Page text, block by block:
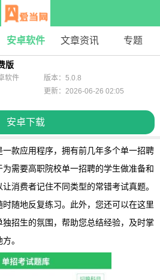
安卓软件 文章资讯 专题
版
安卓下载
软件
版本：5.0.8
更新：2026-06-26 02:05
一款应用程序，拥有前几年多个单一招聘
需要高职院校单一招聘的学生做准备和
消费者记住不同类型的常错考试真题。
随地反复练习。此外，您还可以在这里
招生的氛围，帮助您总结经验，及时掌
。